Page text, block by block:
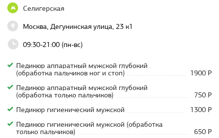
Селигерская
Москва, Дегунинская улица, 23 к1
09:30-21:00 (пн-вс)
Педикюр аппаратный мужской глубокий
(обработка пальчиков ног и стоп)
1900 Р
Педикюр аппаратный мужской глубокий
(обработка только пальчиков)
750 Р
Педикюр гигиенический мужской
1300 Р
Педикюр гигиенический мужской (обработка
только пальчиков)
650 Р